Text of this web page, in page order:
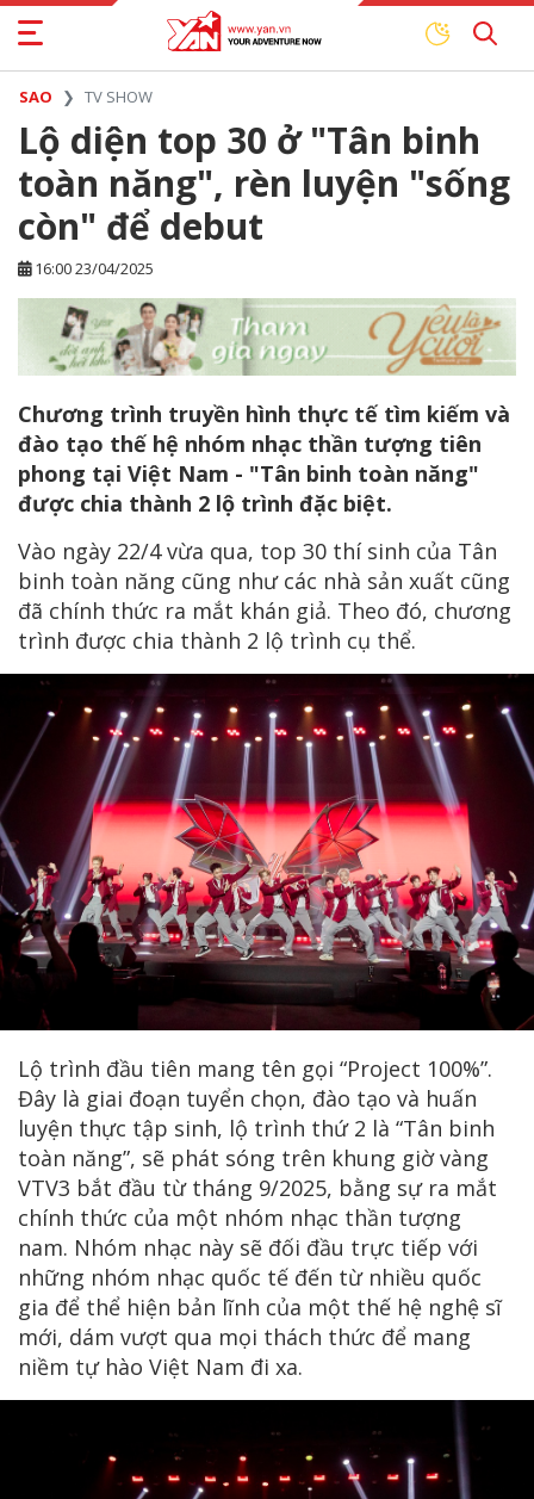
SAO TV SHOW
Lộ diện top 30 ở "Tân binh
toàn năng", rèn luyện "sống
còn" để debut
16:00 23/04/2025
Chương trình truyền hình thực tế tìm kiếm và
đào tạo thế hệ nhóm nhạc thần tượng tiên
phong tại Việt Nam - "Tân binh toàn năng"
được chia thành 2 lộ trình đặc biệt.
Vào ngày 22/4 vừa qua, top 30 thí sinh của Tân
binh toàn năng cũng như các nhà sản xuất cũng
đã chính thức ra mắt khán giả. Theo đó, chương
trình được chia thành 2 lộ trình cụ thể.
Lộ trình đầu tiên mang tên gọi “Project 100%”.
Đây là giai đoạn tuyển chọn, đào tạo và huấn
luyện thực tập sinh, lộ trình thứ 2 là “Tân binh
toàn năng”, sẽ phát sóng trên khung giờ vàng
VTV3 bắt đầu từ tháng 9/2025, bằng sự ra mắt
chính thức của một nhóm nhạc thần tượng
nam. Nhóm nhạc này sẽ đối đầu trực tiếp với
những nhóm nhạc quốc tế đến từ nhiều quốc
gia để thể hiện bản lĩnh của một thế hệ nghệ sĩ
mới, dám vượt qua mọi thách thức để mang
niềm tự hào Việt Nam đi xa.